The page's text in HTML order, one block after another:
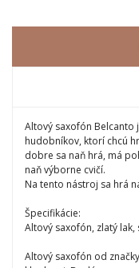
Altový saxofón Belcanto
hudobníkov, ktorí chcú
dobre sa naň hrá, má
naň výborne cvičí.
Na tento nástroj sa hrá
Špecifikácie:
Altový saxofón, zlatý
Altový saxofón od